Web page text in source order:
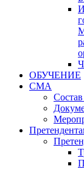
ОБУЧЕНИЕ
СМА